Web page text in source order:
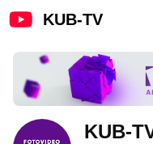
KUB-TV
KUB-